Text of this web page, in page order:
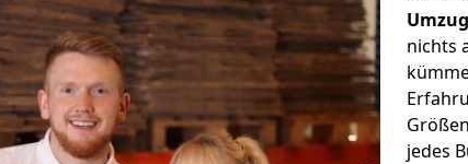
nichts
jedes